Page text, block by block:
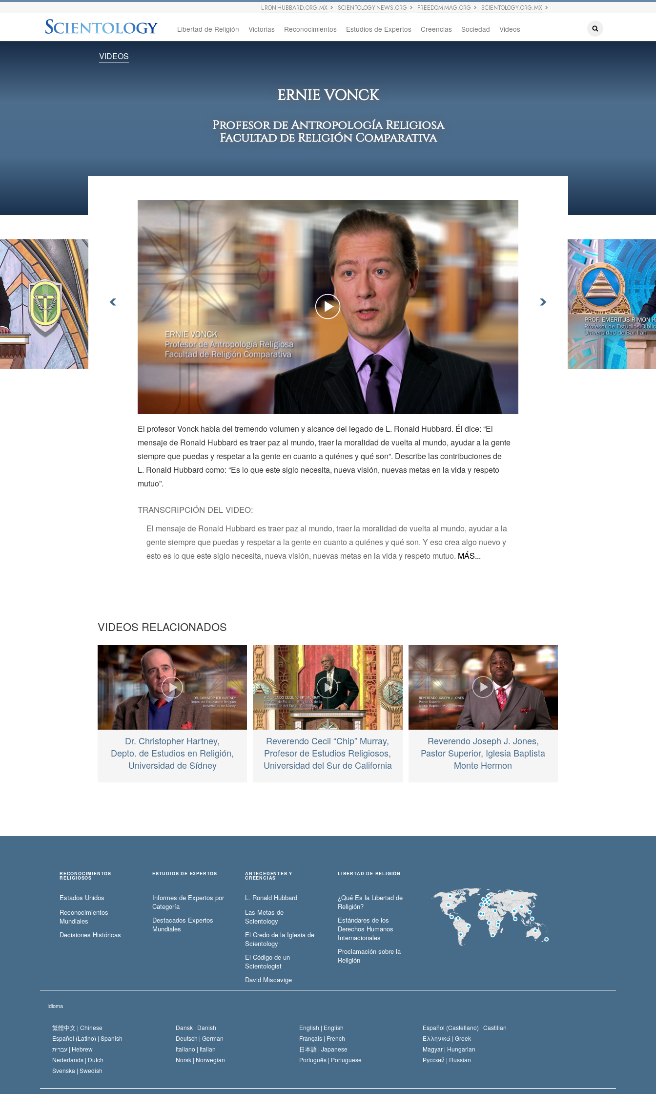
L RON HUBBARD.ORG.MX SCIENTOLOGY NEWS.ORG FREEDOM MAG.ORG SCIENTOLOGY.ORG.MX
Libertad de Religión Victorias Reconocimientos Estudios de Expertos Creencias Sociedad Videos
VIDEOS
ERNIE VONCK
Profesor de Antropología Religiosa
Facultad de Religión Comparativa
Play
Video
El profesor Vonck habla del tremendo volumen y alcance del legado de L. Ronald Hubbard. Él dice: “El
mensaje de Ronald Hubbard es traer paz al mundo, traer la moralidad de vuelta al mundo, ayudar a la gente
siempre que puedas y respetar a la gente en cuanto a quiénes y qué son”. Describe las contribuciones de
L. Ronald Hubbard como: “Es lo que este siglo necesita, nueva visión, nuevas metas en la vida y respeto
mutuo”.
TRANSCRIPCIÓN DEL VIDEO:
El mensaje de Ronald Hubbard es traer paz al mundo, traer la moralidad de vuelta al mundo, ayudar a la
gente siempre que puedas y respetar a la gente en cuanto a quiénes y qué son. Y eso crea algo nuevo y
esto es lo que este siglo necesita, nueva visión, nuevas metas en la vida y respeto mutuo.
VIDEOS RELACIONADOS
Dr. Christopher Hartney,
Depto. de Estudios en Religión,
Universidad de Sídney
Reverendo Cecil “Chip” Murray,
Profesor de Estudios Religiosos,
Universidad del Sur de California
Reverendo Joseph J. Jones,
Pastor Superior, Iglesia Baptista
Monte Hermon
RECONOCIMIENTOS
RELIGIOSOS
Estados Unidos
Reconocimientos
Mundiales
Decisiones Históricas
ESTUDIOS DE EXPERTOS
Informes de Expertos por
Categoría
Destacados Expertos
Mundiales
ANTECEDENTES Y
CREENCIAS
L. Ronald Hubbard
Las Metas de
Scientology
El Credo de la Iglesia de
Scientology
El Código de un
Scientologist
David Miscavige
LIBERTAD DE RELIGIÓN
¿Qué Es la Libertad de
Religión?
Estándares de los
Derechos Humanos
Internacionales
Proclamación sobre la
Religión
Idioma
繁體中文 | Chinese Dansk | Danish English | English Español (Castellano) | Castilian
Español (Latino) | Spanish Deutsch | German Français | French Ελληνικά | Greek
עברית | Hebrew Italiano | Italian 日本語 | Japanese Magyar | Hungarian
Nederlands | Dutch Norsk | Norwegian Português | Portuguese Русский | Russian
Svenska | Swedish